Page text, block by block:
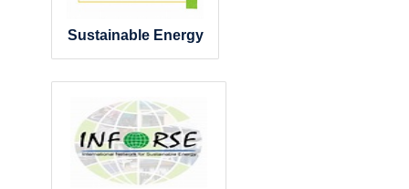
Sustainable Energy